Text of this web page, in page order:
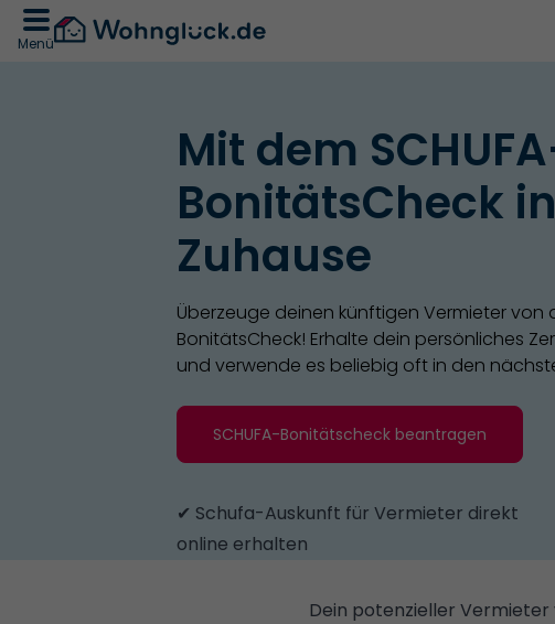
Menü
Mit dem
BonitätsCheck
Zuhause
Überzeuge deinen künftigen Vermieter von
BonitätsCheck! Erhalte dein persönliches
und verwende es beliebig oft in den
SCHUFA-Bonitätscheck beantragen
✔ Schufa-Auskunft für Vermieter direkt
online erhalten
Dein potenzieller